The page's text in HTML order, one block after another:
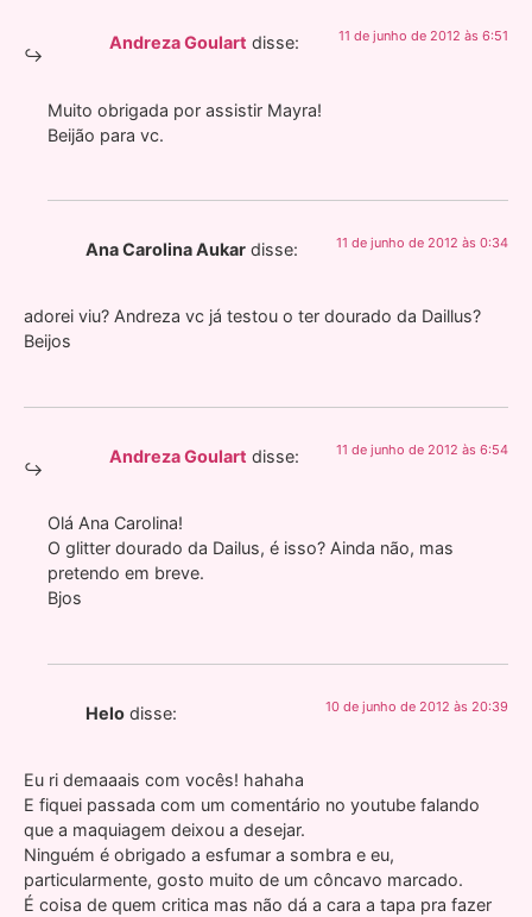
Andreza Goulart disse: 11 de junho de 2012 às 6:51
Muito obrigada por assistir Mayra!
Beijão para vc.
Ana Carolina Aukar disse: 11 de junho de 2012 às 0:34
adorei viu? Andreza vc já testou o ter dourado da Daillus?
Beijos
Andreza Goulart disse: 11 de junho de 2012 às 6:54
Olá Ana Carolina!
O glitter dourado da Dailus, é isso? Ainda não, mas
pretendo em breve.
Bjos
Helo disse: 10 de junho de 2012 às 20:39
Eu ri demaaais com vocês! hahaha
E fiquei passada com um comentário no youtube falando
que a maquiagem deixou a desejar.
Ninguém é obrigado a esfumar a sombra e eu,
particularmente, gosto muito de um côncavo marcado.
É coisa de quem critica mas não dá a cara a tapa pra fazer